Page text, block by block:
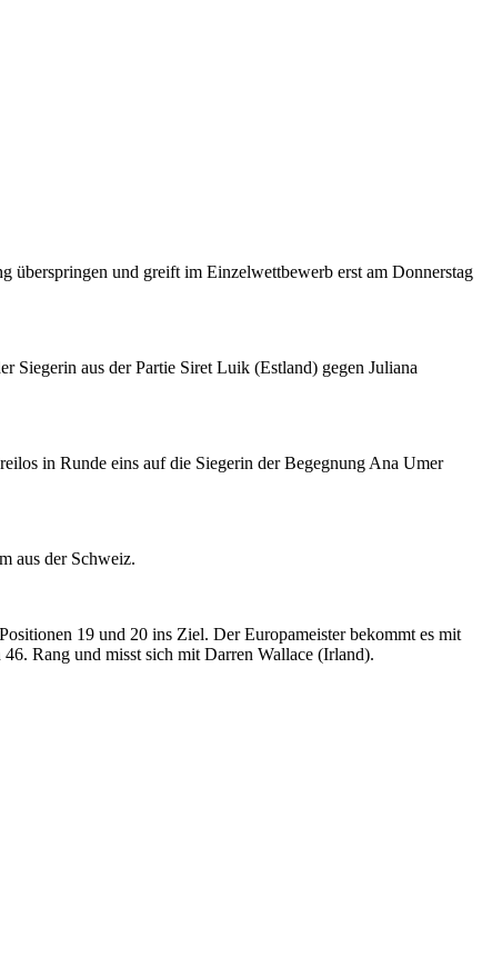
überspringen und greift im Einzelwettbewerb erst am Donnerstag
Siegerin aus der Partie Siret Luik (Estland) gegen Juliana
in Runde eins auf die Siegerin der Begegnung Ana Umer
aus der Schweiz.
19 und 20 ins Ziel. Der Europameister bekommt es mit
Rang und misst sich mit Darren Wallace (Irland).